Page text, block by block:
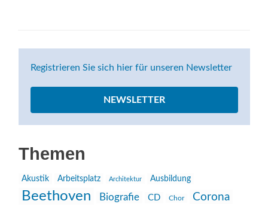
Registrieren Sie sich hier für unseren Newsletter
NEWSLETTER
Themen
Akustik Arbeitsplatz Architektur Ausbildung
Beethoven Biografie CD Chor Corona